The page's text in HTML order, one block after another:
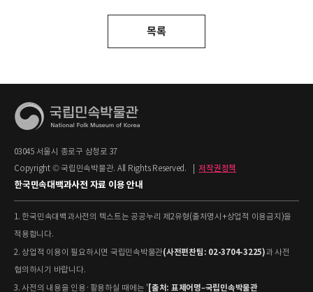
목록
03045 서울시 종로구 삼청로 37
Copyright © 국립민속박물관. All Rights Reserved.
저작권정책
한국민속대백과사전 자료 이용 안내
1. 한국민속대백과사전의 텍스트는 공공누리 제2유형(출처명시+상업적 이용금지)을
적용합니다.
2. 상업적 이용이 필요하시면 국립민속박물관(사전편찬팀: 02-3704-3225)과 사전
협의하시기 바랍니다.
3. 사전의 내용을 인용·활용하실 때에는 ' [출처: 표제어명–국립민속박물관